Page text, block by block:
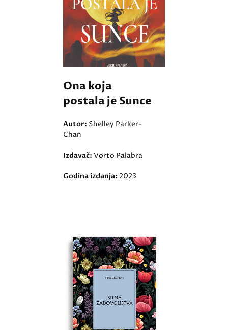
Ona koja
postala je Sunce
Autor: Shelley Parker-
Chan
Izdavač: Vorto Palabra
Godina izdanja: 2023